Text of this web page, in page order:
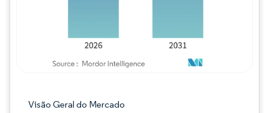
Visão Geral do Mercado